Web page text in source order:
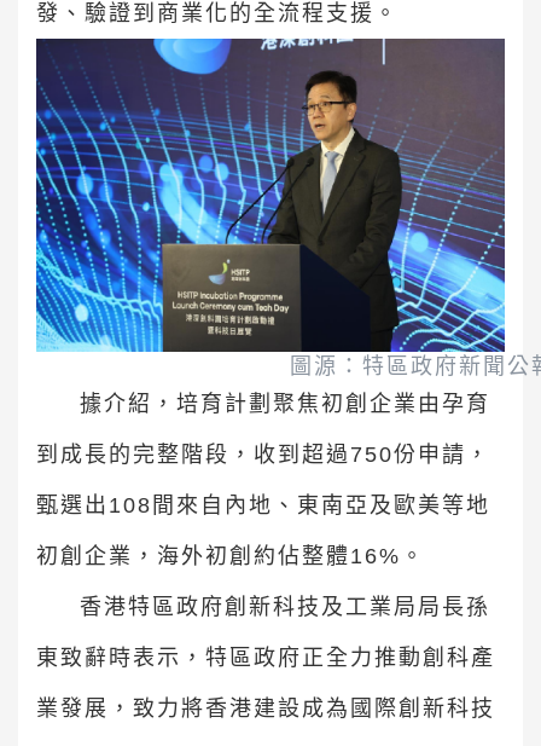
發、驗證到商業化的全流程支援。
圖源：特區政府新聞公
據介紹，培育計劃聚焦初創企業由孕育
到成長的完整階段，收到超過750份申請，
甄選出108間來自內地、東南亞及歐美等地
初創企業，海外初創約佔整體16%。
香港特區政府創新科技及工業局局長孫
東致辭時表示，特區政府正全力推動創科產
業發展，致力將香港建設成為國際創新科技